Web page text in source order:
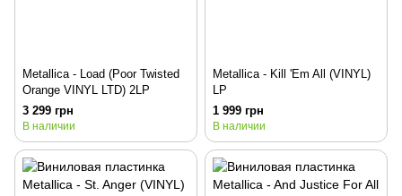
Metallica - Load (Poor Twisted
Orange VINYL LTD) 2LP
3 299 грн
В наличии
Metallica - Kill 'Em All (VINYL)
LP
1 999 грн
В наличии